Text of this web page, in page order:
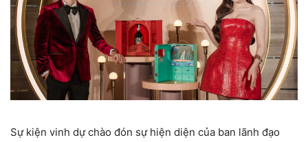
Sự kiện vinh dự chào đón sự hiện diện của ban lãnh đạo